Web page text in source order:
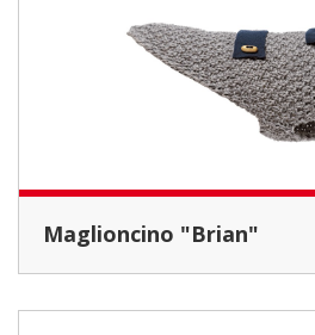
Maglioncino "Brian"